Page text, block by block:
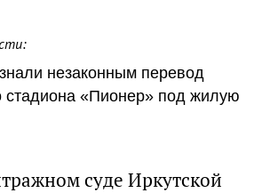
незаконным перевод
«Пионер» под жилую
суде Иркутской